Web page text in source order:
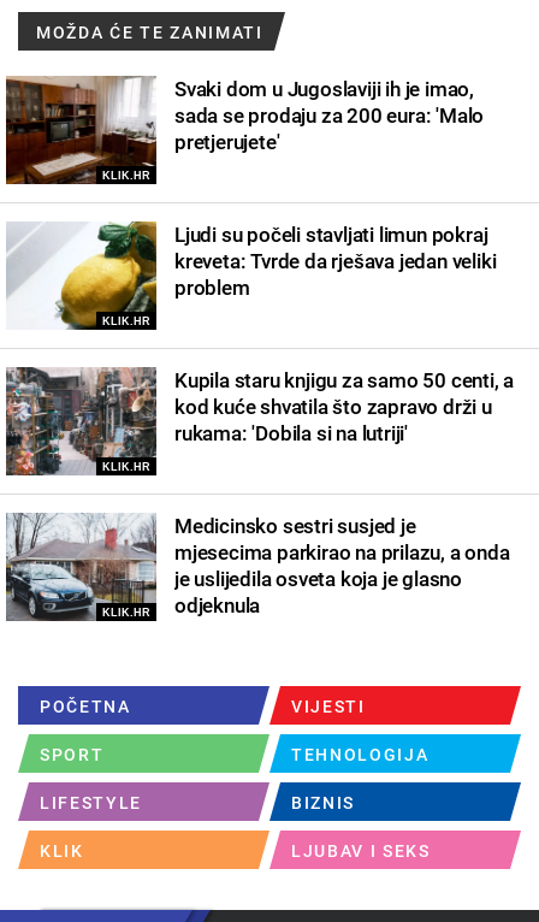
MOŽDA ĆE TE ZANIMATI
KLIK.HR
Svaki dom u Jugoslaviji ih je imao,
sada se prodaju za 200 eura: 'Malo
pretjerujete'
KLIK.HR
Ljudi su počeli stavljati limun pokraj
kreveta: Tvrde da rješava jedan veliki
problem
KLIK.HR
Kupila staru knjigu za samo 50 centi, a
kod kuće shvatila što zapravo drži u
rukama: 'Dobila si na lutriji'
KLIK.HR
Medicinsko sestri susjed je
mjesecima parkirao na prilazu, a onda
je uslijedila osveta koja je glasno
odjeknula
POČETNA VIJESTI
SPORT TEHNOLOGIJA
LIFESTYLE BIZNIS
KLIK LJUBAV I SEKS